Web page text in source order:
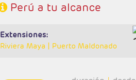
Perú a tu alcance
extensiones:
Riviera Maya | Puerto Maldonado